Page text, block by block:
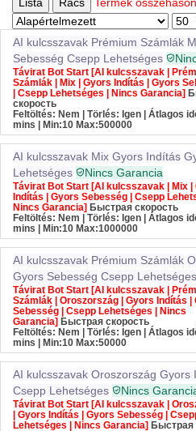
AI kulcsszavak Prémium Számlák
Sebesség Csepp Lehetséges
Távirat Bot Start [AI kulcsszavak |
Számlák | Mix | Gyors Indítás | Gyors
| Csepp Lehetséges | Nincs Garancia]
скорость
Feltöltés: Nem | Törlés: Igen | Átlagos
mins
| Min:10 Max:500000
AI kulcsszavak Mix Gyors Indítás
Lehetséges
Nincs Garancia
Távirat Bot Start [AI kulcsszavak | Mix |
Indítás | Gyors Sebesség | Csepp
Nincs Garancia] Быстрая скорость
Feltöltés: Nem | Törlés: Igen | Átlagos
mins
| Min:10 Max:1000000
AI kulcsszavak Prémium Számlák
Gyors Sebesség Csepp Lehetséges
Távirat Bot Start [AI kulcsszavak |
Számlák | Oroszország | Gyors Indítás |
Sebesség | Csepp Lehetséges | Nincs
Garancia] Быстрая скорость
Feltöltés: Nem | Törlés: Igen | Átlagos
mins
| Min:10 Max:50000
AI kulcsszavak Oroszország Gyors
Csepp Lehetséges
Nincs
Távirat Bot Start [AI kulcsszavak |
| Gyors Indítás | Gyors Sebesség |
Lehetséges | Nincs Garancia] Быстрая